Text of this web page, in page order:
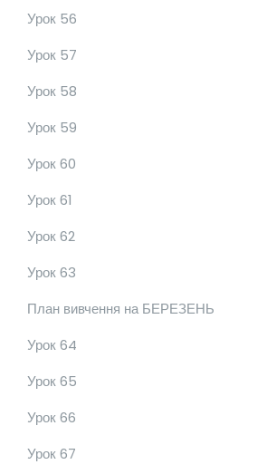
Урок 56
Урок 57
Урок 58
Урок 59
Урок 60
Урок 61
Урок 62
Урок 63
План вивчення на БЕРЕЗЕНЬ
Урок 64
Урок 65
Урок 66
Урок 67